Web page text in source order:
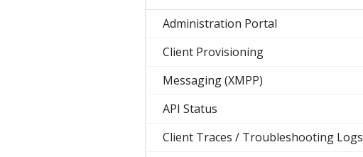
Administration Portal
Client Provisioning
Messaging (XMPP)
API Status
Client Traces / Troubleshooting Logs